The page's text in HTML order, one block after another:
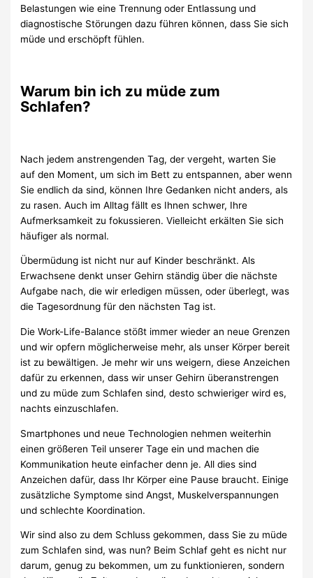
Belastungen wie eine Trennung oder Entlassung und
diagnostische Störungen dazu führen können, dass Sie sich
müde und erschöpft fühlen.
Warum bin ich zu müde zum
Schlafen?
Nach jedem anstrengenden Tag, der vergeht, warten Sie
auf den Moment, um sich im Bett zu entspannen, aber wenn
Sie endlich da sind, können Ihre Gedanken nicht anders, als
zu rasen. Auch im Alltag fällt es Ihnen schwer, Ihre
Aufmerksamkeit zu fokussieren. Vielleicht erkälten Sie sich
häufiger als normal.
Übermüdung ist nicht nur auf Kinder beschränkt. Als
Erwachsene denkt unser Gehirn ständig über die nächste
Aufgabe nach, die wir erledigen müssen, oder überlegt, was
die Tagesordnung für den nächsten Tag ist.
Die Work-Life-Balance stößt immer wieder an neue Grenzen
und wir opfern möglicherweise mehr, als unser Körper bereit
ist zu bewältigen. Je mehr wir uns weigern, diese Anzeichen
dafür zu erkennen, dass wir unser Gehirn überanstrengen
und zu müde zum Schlafen sind, desto schwieriger wird es,
nachts einzuschlafen.
Smartphones und neue Technologien nehmen weiterhin
einen größeren Teil unserer Tage ein und machen die
Kommunikation heute einfacher denn je. All dies sind
Anzeichen dafür, dass Ihr Körper eine Pause braucht. Einige
zusätzliche Symptome sind Angst, Muskelverspannungen
und schlechte Koordination.
Wir sind also zu dem Schluss gekommen, dass Sie zu müde
zum Schlafen sind, was nun? Beim Schlaf geht es nicht nur
darum, genug zu bekommen, um zu funktionieren, sondern